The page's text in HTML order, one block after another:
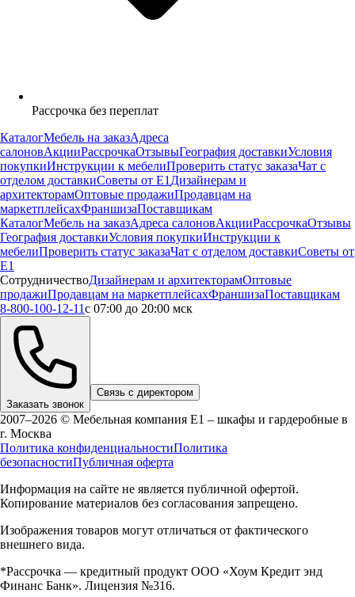
Рассрочка без переплат
КаталогМебель на заказАдреса
салоновАкцииРассрочкаОтзывыГеография доставкиУсловия
покупкиИнструкции к мебелиПроверить статус заказаЧат с
отделом доставкиСоветы от Е1 Дизайнерам и
архитекторамОптовые продажиПродавцам на
маркетплейсахФраншизаПоставщикам
КаталогМебель на заказАдреса салоновАкцииРассрочкаОтзывы
География доставкиУсловия покупкиИнструкции к
мебелиПроверить статус заказаЧат с отделом доставкиСоветы от
Е1
СотрудничествоДизайнерам и архитекторамОптовые
продажиПродавцам на маркетплейсахФраншизаПоставщикам
8-800-100-12-11с 07:00 до 20:00 мск
Заказать звонок
Связь с директором
2007–2026 © Мебельная компания Е1 – шкафы и гардеробные в
г. Москва
Политика конфиденциальностиПолитика
безопасностиПубличная оферта
Информация на сайте не является публичной офертой.
Копирование материалов без согласования запрещено.
Изображения товаров могут отличаться от фактического
внешнего вида.
*Рассрочка — кредитный продукт ООО «Хоум Кредит энд
Финанс Банк». Лицензия №316.